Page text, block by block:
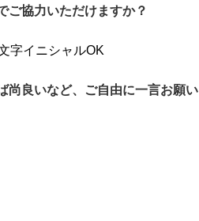
ご協力いただけますか？
字イニシャルOK
尚良いなど、ご自由に一言お願い